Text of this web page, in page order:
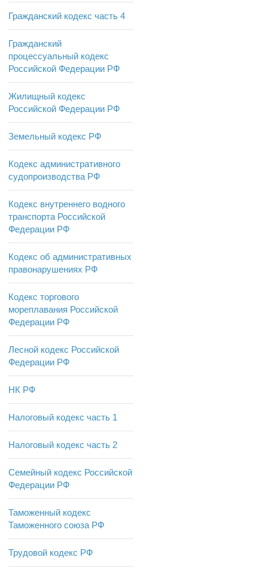
Гражданский кодекс часть 4
Гражданский
процессуальный кодекс
Российской Федерации РФ
Жилищный кодекс
Российской Федерации РФ
Земельный кодекс РФ
Кодекс административного
судопроизводства РФ
Кодекс внутреннего водного
транспорта Российской
Федерации РФ
Кодекс об административных
правонарушениях РФ
Кодекс торгового
мореплавания Российской
Федерации РФ
Лесной кодекс Российской
Федерации РФ
НК РФ
Налоговый кодекс часть 1
Налоговый кодекс часть 2
Семейный кодекс Российской
Федерации РФ
Таможенный кодекс
Таможенного союза РФ
Трудовой кодекс РФ